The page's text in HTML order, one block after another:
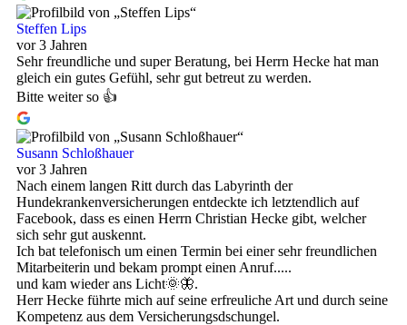
Steffen Lips
vor 3 Jahren
Sehr freundliche und super Beratung, bei Herrn Hecke hat man
gleich ein gutes Gefühl, sehr gut betreut zu werden.
Bitte weiter so 👍
Susann Schloßhauer
vor 3 Jahren
Nach einem langen Ritt durch das Labyrinth der
Hundekrankenversicherungen entdeckte ich letztendlich auf
Facebook, dass es einen Herrn Christian Hecke gibt, welcher
sich sehr gut auskennt.
Ich bat telefonisch um einen Termin bei einer sehr freundlichen
Mitarbeiterin und bekam prompt einen Anruf.....
und kam wieder ans Licht🌞🦋.
Herr Hecke führte mich auf seine erfreuliche Art und durch seine
Kompetenz aus dem Versicherungsdschungel.